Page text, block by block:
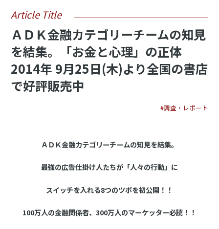
Article Title
ＡＤＫ金融カテゴリーチームの知見
を結集。「お金と心理」の正体
2014年 9月25日(木)より全国の書店
で好評販売中
#調査・レポート
ＡＤＫ金融カテゴリーチームの知見を結集。
最強の広告仕掛け人たちが「人々の行動」に
スイッチを入れる8つのツボを初公開！！
100万人の金融関係者、300万人のマーケッター必読！！